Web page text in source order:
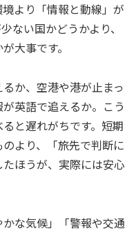
より「情報と動線」が
ない国かどうかより、
大事です。
か、空港や港が止まっ
英語で追えるか。こう
と遅れがちです。短期
より、「旅先で判断に
ほうが、実際には安心
な気候」「警報や交通